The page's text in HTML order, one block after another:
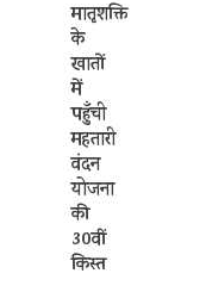
मातृशक्ति
के
खातों
में
पहुँची
महतारी
वंदन
योजना
की
30वीं
किस्त